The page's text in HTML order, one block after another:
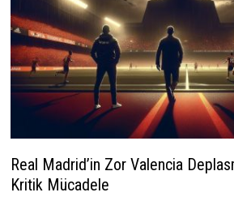
Real Madrid’in Zor Valencia
Kritik Mücadele